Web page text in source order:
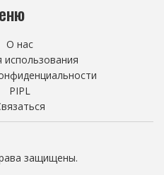
О нас
использования
PIPL
защищены.